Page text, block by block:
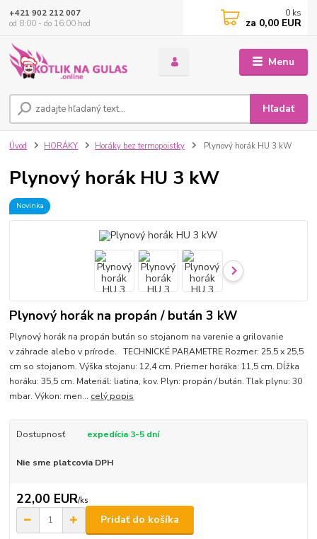
Menu
Hľadať
+421 902 212 007
od 8:00 - do 16:00 hod
0 ks
za 0,00 EUR
Úvod HORÁKY Horáky bez termopoistky Plynový horák HU 3 kW
Plynový horák HU 3 kW
Novinka
Plynový horák na propán / bután 3 kW
Plynový horák na propán bután so stojanom na varenie a grilovanie
v záhrade alebo v prírode. TECHNICKÉ PARAMETRE Rozmer: 25,5 x 25,5
cm so stojanom. Výška stojanu: 12,4 cm. Priemer horáka: 11,5 cm. Dĺžka
horáku: 35,5 cm. Materiál: liatina, kov. Plyn: propán / bután. Tlak plynu: 30
mbar. Výkon: men... celý popis
Dostupnosť expedícia 3-5 dní
Nie sme platcovia DPH
22,00 EUR/ks
Pridať do košíka